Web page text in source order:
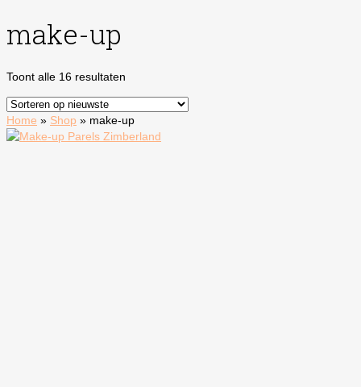
make-up
Toont alle 16 resultaten
Home » Shop » make-up